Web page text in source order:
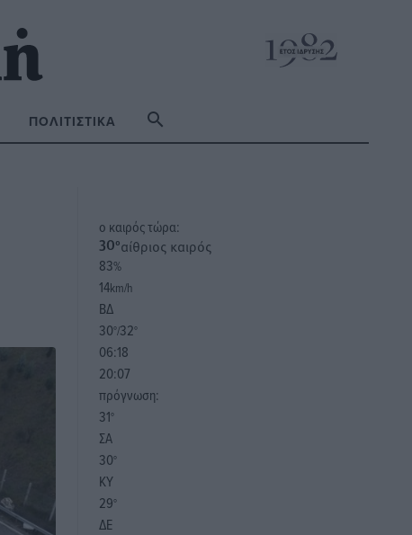
ΠΟΛΙΤΙΣΤΙΚΆ
o καιρός τώρα:
30°αίθριος καιρός
83%
14km/h
ΒΔ
30°/32°
06:18
20:07
πρόγνωση:
31°
ΣΑ
30°
ΚΥ
29°
ΔΕ